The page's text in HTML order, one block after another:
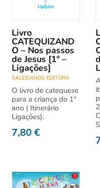
Livro
CATEQUIZAND
O – Nos passos
de Jesus [1º –
Ligações]
SALESIANOS EDITORA
O livro de catequese
para a criança do 1º
ano ( Itinerário
Ligações).
7,80€